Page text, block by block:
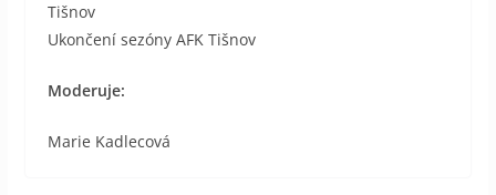
Tišnov
Ukončení sezóny AFK Tišnov
Moderuje:
Marie Kadlecová